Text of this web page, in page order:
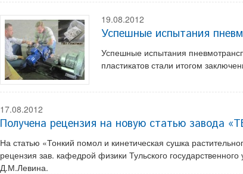
19.08.2012
Успешные испытания
Успешные испытания
пластикатов стали итогом
17.08.2012
Получена рецензия на новую статью завода
На статью «Тонкий помол и кинетическая сушка
рецензия зав. кафедрой физики Тульского
Д.М.Левина.